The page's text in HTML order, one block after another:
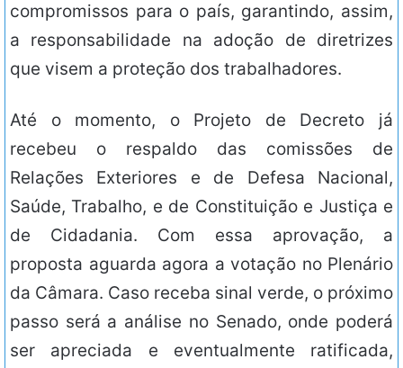
compromissos para o país, garantindo, assim,
a responsabilidade na adoção de diretrizes
que visem a proteção dos trabalhadores.
Até o momento, o Projeto de Decreto já
recebeu o respaldo das comissões de
Relações Exteriores e de Defesa Nacional,
Saúde, Trabalho, e de Constituição e Justiça e
de Cidadania. Com essa aprovação, a
proposta aguarda agora a votação no Plenário
da Câmara. Caso receba sinal verde, o próximo
passo será a análise no Senado, onde poderá
ser apreciada e eventualmente ratificada,